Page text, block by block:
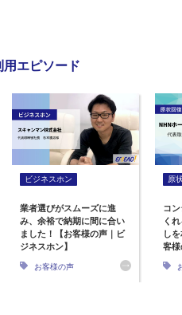
用エピソード
ビジネスホン
業者選びがスムーズに進
み、余裕で納期に間に合い
ました！【お客様の声｜ビ
ジネスホン】
お客様の声
原
コ
く
し
客